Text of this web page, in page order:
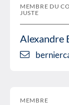
MEMBRE DU
JUSTE
Alexandre
MEMBRE